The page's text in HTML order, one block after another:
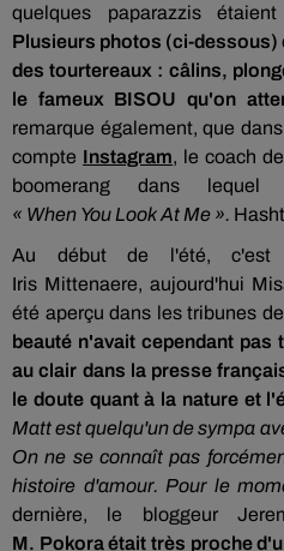
quelques paparazzis
Plusieurs photos (ci-
des tourtereaux : câlins,
le fameux BISOU qu'on
remarque également, que
compte Instagram, le coach de
boomerang dans lequel
« When You LookAt Me ».
Au début de l'été, c'est
Iris Mittenaere, aujourd'hui
été aperçu dans les tribunes de
beauté n'avait cependant pas
au clair dans la presse
le doute quant à la nature et
Matt est quelqu'un de sympa
On ne se connaît pas
histoire d'amour. Pour le
dernière, le bloggeur
M. Pokoraétait très proche